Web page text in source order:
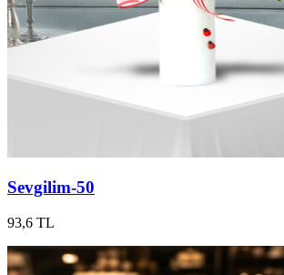
Sevgilim-50
93,6 TL